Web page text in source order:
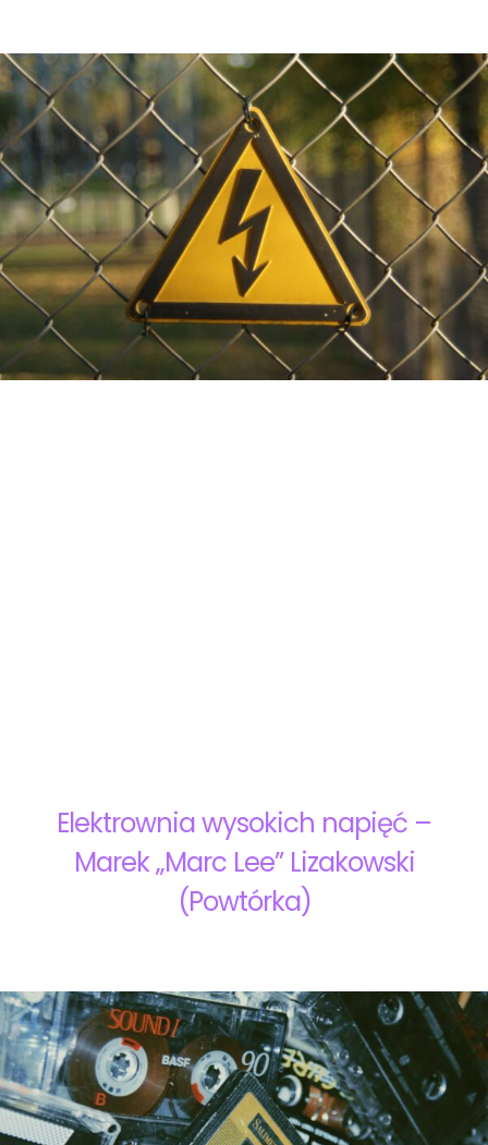
Elektrownia wysokich napięć –
Marek „Marc Lee” Lizakowski
(Powtórka)